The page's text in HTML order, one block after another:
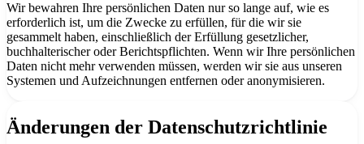
Wir bewahren Ihre persönlichen Daten nur so lange auf, wie es
erforderlich ist, um die Zwecke zu erfüllen, für die wir sie
gesammelt haben, einschließlich der Erfüllung gesetzlicher,
buchhalterischer oder Berichtspflichten. Wenn wir Ihre persönlichen
Daten nicht mehr verwenden müssen, werden wir sie aus unseren
Systemen und Aufzeichnungen entfernen oder anonymisieren.
Änderungen der Datenschutzrichtlinie